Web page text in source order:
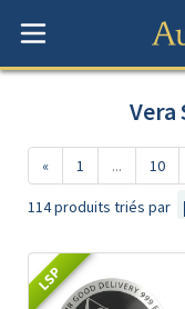
Vera
« 1 ... 10
114 produits triés par
LSP